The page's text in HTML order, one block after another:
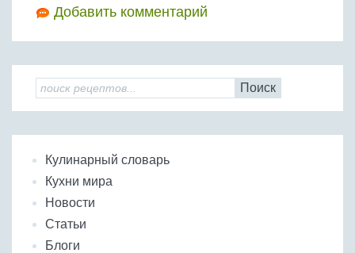
Добавить комментарий
Поиск
Кулинарный словарь
Кухни мира
Новости
Статьи
Блоги